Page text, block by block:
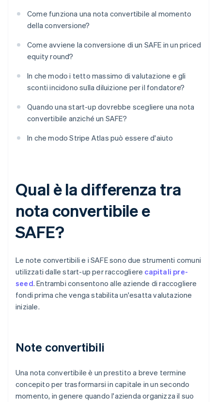
Come funziona una nota convertibile al momento
della conversione?
Come avviene la conversione di un SAFE in un priced
equity round?
In che modo i tetto massimo di valutazione e gli
sconti incidono sulla diluizione per il fondatore?
Quando una start-up dovrebbe scegliere una nota
convertibile anziché un SAFE?
In che modo Stripe Atlas può essere d'aiuto
Qual è la differenza tra
nota convertibile e
SAFE?
Le note convertibili e i SAFE sono due strumenti comuni
utilizzati dalle start-up per raccogliere capitali pre-
seed. Entrambi consentono alle aziende di raccogliere
fondi prima che venga stabilita un'esatta valutazione
iniziale.
Note convertibili
Una nota convertibile è un prestito a breve termine
concepito per trasformarsi in capitale in un secondo
momento, in genere quando l'azienda organizza il suo